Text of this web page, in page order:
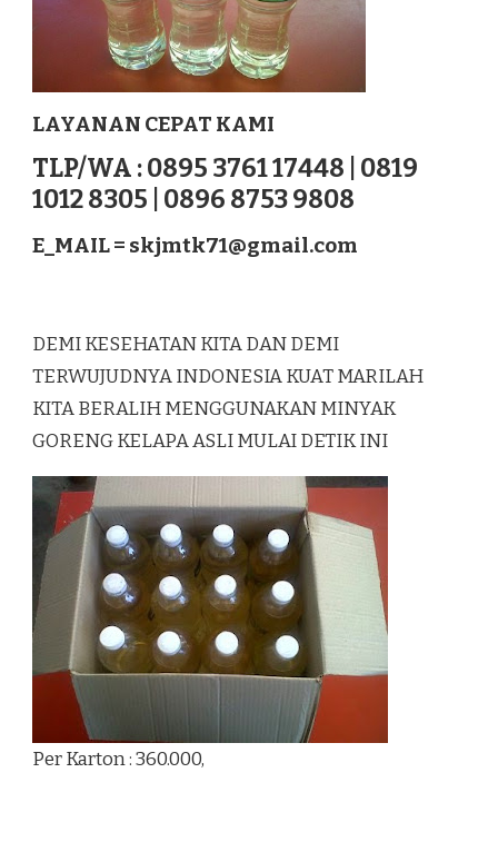
LAYANAN CEPAT KAMI
TLP/WA : 0895 3761 17448 | 0819
1012 8305 | 0896 8753 9808
E_MAIL = skjmtk71@gmail.com
DEMI KESEHATAN KITA DAN DEMI
TERWUJUDNYA INDONESIA KUAT MARILAH
KITA BERALIH MENGGUNAKAN MINYAK
GORENG KELAPA ASLI MULAI DETIK INI
Per Karton : 360.000,